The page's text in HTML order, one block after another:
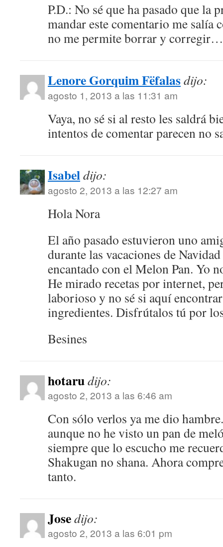
P.D.: No sé que ha pasado que la
mandar este comentario me salía
no me permite borrar y
Lenore Gorquim Fëfalasdijo:
agosto 1, 2013 a las 11:31 am
Vaya, no sé si al resto les saldrá
intentos de comentar parecen
Isabeldijo:
agosto 2, 2013 a las 12:27 am
Hola Nora
El año pasado estuvieron uno
durante las vacaciones de
encantado con el Melon Pan. Yo
He mirado recetas por internet,
laborioso y no sé si aquí
ingredientes. Disfrútalos tú por
Besines
hotarudijo:
agosto 2, 2013 a las 6:46 am
Con sólo verlos ya me dio
aunque no he visto un pan de
siempre que lo escucho me
Shakugan no shana. Ahora
tanto.
Josedijo:
agosto 2, 2013 a las 6:01 pm